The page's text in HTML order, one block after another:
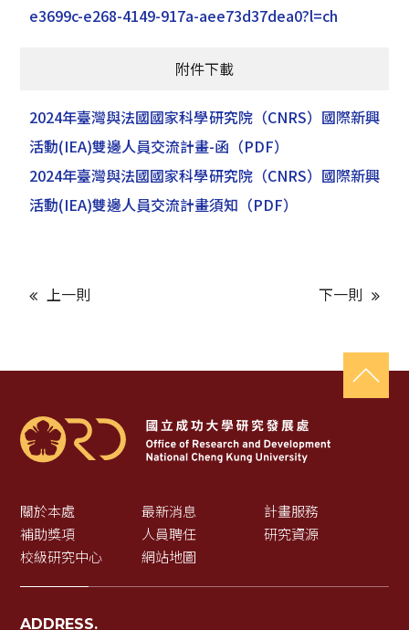
e3699c-e268-4149-917a-aee73d37dea0?l=ch
附件下載
2024年臺灣與法國國家科學研究院（CNRS）國際新興
活動(IEA)雙邊人員交流計畫-函 （PDF）
2024年臺灣與法國國家科學研究院（CNRS）國際新興
活動(IEA)雙邊人員交流計畫須知 （PDF）
上一則 下一則
關於本處 最新消息
計畫服務
補助獎項
人員聘任
研究資源
校級研究中心
網站地圖
ADDRESS.